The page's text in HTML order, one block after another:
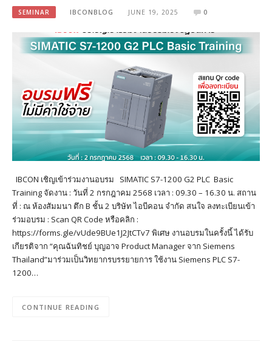
SEMINAR IBCONBLOG JUNE 19, 2025 0
IBCON เชิญเข้าร่วมงานอบรม SIMATIC S7-1200 G2 PLC Basic
Training จัดงาน : วันที่ 2 กรกฎาคม 2568 เวลา : 09.30 – 16.30 น. สถาน
ที่ : ณ ห้องสัมมนา ตึก B ชั้น 2 บริษัท ไอบีคอน จำกัด สนใจ ลงทะเบียนเข้า
ร่วมอบรม : Scan QR Code หรือคลิก :
https://forms.gle/vUde9BUe1J2JtCTv7 พิเศษ งานอบรมในครั้งนี้ ได้รับ
เกียรติจาก “คุณฉันทิชย์ บุญอาจ Product Manager จาก Siemens
Thailand”มาร่วมเป็นวิทยากรบรรยายการ ใช้งาน Siemens PLC S7-
1200…
CONTINUE READING